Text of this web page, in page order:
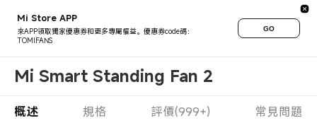
Mi Store APP
來APP領取獨家優惠券和更多專屬權益。優惠券code碼：
TOMIFANS
GO
Mi Smart Standing Fan 2
概述 規格 評價(999+) 常見問題